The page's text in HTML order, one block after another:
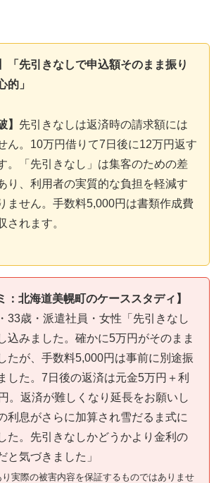
「先引きなしで申込額そのまま振り
的」
】 先引きなしは返済時の請求額には
ん。10万円借りて7日後に12万円返す
。「先引きなし」は集客のための差
り、利用者の実質的な負担を軽減す
ません。手数料5,000円は書類作成費
されます。
北海道美幌町のケーススタディ】
33歳・派遣社員・女性「先引きなし
込みました。確かに5万円がそのまま
たが、手数料5,000円は事前に別途振
した。7日後の返済は元金5万円＋利
。返済が難しくなり延長をお願いし
利息がさらに加算され雪だるま式に
た。先引きなしかどうかより金利の
と気づきました」
実際の被害内容を保証するものではありませ